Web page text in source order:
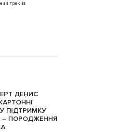
трек із
ДЕНИС
ПІДТРИМКУ
– ПОРОДЖЕННЯ